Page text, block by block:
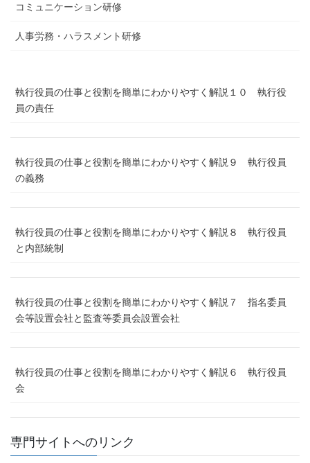
コミュニケーション研修
人事労務・ハラスメント研修
執行役員の仕事と役割を簡単にわかりやすく解説１０ 執行役
員の責任
執行役員の仕事と役割を簡単にわかりやすく解説９ 執行役員
の義務
執行役員の仕事と役割を簡単にわかりやすく解説８ 執行役員
と内部統制
執行役員の仕事と役割を簡単にわかりやすく解説７ 指名委員
会等設置会社と監査等委員会設置会社
執行役員の仕事と役割を簡単にわかりやすく解説６ 執行役員
会
専門サイトへのリンク